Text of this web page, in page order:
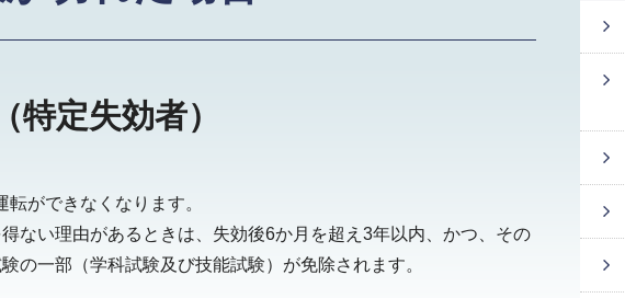
定失効者）
ができなくなります。
ない理由があるときは、失効後6か月を超え3年以内、かつ、その
の一部（学科試験及び技能試験）が免除されます。